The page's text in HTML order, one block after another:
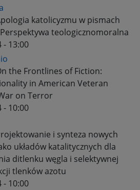
katolicyzmu w pismach
teologicznomoralna
- 13:00
the Frontlines of Fiction:
in American Veteran
on Terror
- 10:00
i synteza nowych
układów katalitycznych dla
ditlenku węgla i selektywnej
tlenków azotu
- 10:00